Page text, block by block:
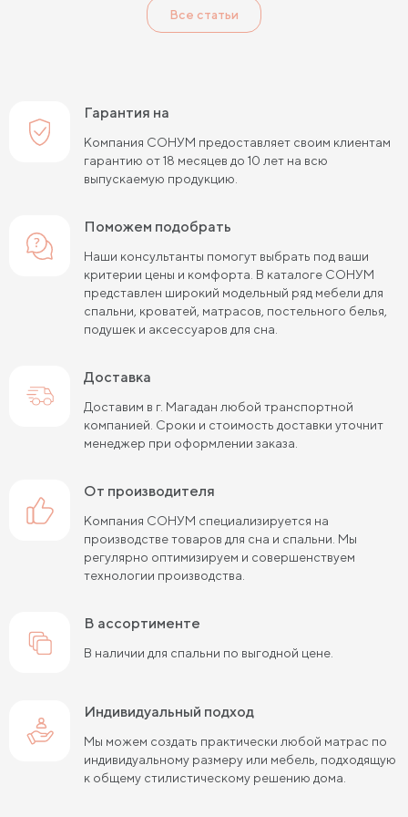
Все статьи
Гарантия на
Компания СОНУМ предоставляет своим клиентам
гарантию от 18 месяцев до 10 лет на всю
выпускаемую продукцию.
Поможем подобрать
Наши консультанты помогут выбрать под ваши
критерии цены и комфорта. В каталоге СОНУМ
представлен широкий модельный ряд мебели для
спальни, кроватей, матрасов, постельного белья,
подушек и аксессуаров для сна.
Доставка
Доставим в г. Магадан любой транспортной
компанией. Сроки и стоимость доставки уточнит
менеджер при оформлении заказа.
от производителя
Компания СОНУМ специализируется на
производстве товаров для сна и спальни. Мы
регулярно оптимизируем и совершенствуем
технологии производства.
в ассортименте
В наличии для спальни по выгодной цене.
Индивидуальный подход
Мы можем создать практически любой матрас по
индивидуальному размеру или мебель, подходящую
к общему стилистическому решению дома.